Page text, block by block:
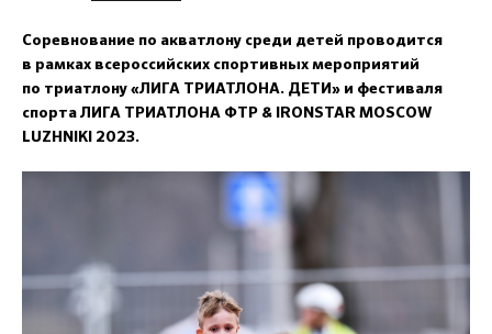
Соревнование по акватлону среди детей проводится
в рамках всероссийских спортивных мероприятий
по триатлону «ЛИГА ТРИАТЛОНА. ДЕТИ» и фестиваля
спорта ЛИГА ТРИАТЛОНА ФТР & IRONSTAR MOSCOW
LUZHNIKI 2023.